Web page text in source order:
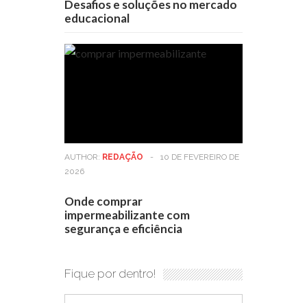
Desafios e soluções no mercado
educacional
AUTHOR: REDAÇÃO -
10 DE FEVEREIRO DE
2026
Onde comprar
impermeabilizante com
segurança e eficiência
Fique por dentro!